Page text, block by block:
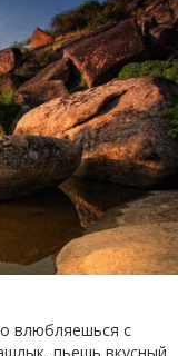
влюбляешься с